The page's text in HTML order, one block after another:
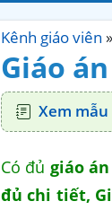
Kênh giáo viên »
Giáo
Xem mẫu
Có đủ giáo
đủ chi tiết,